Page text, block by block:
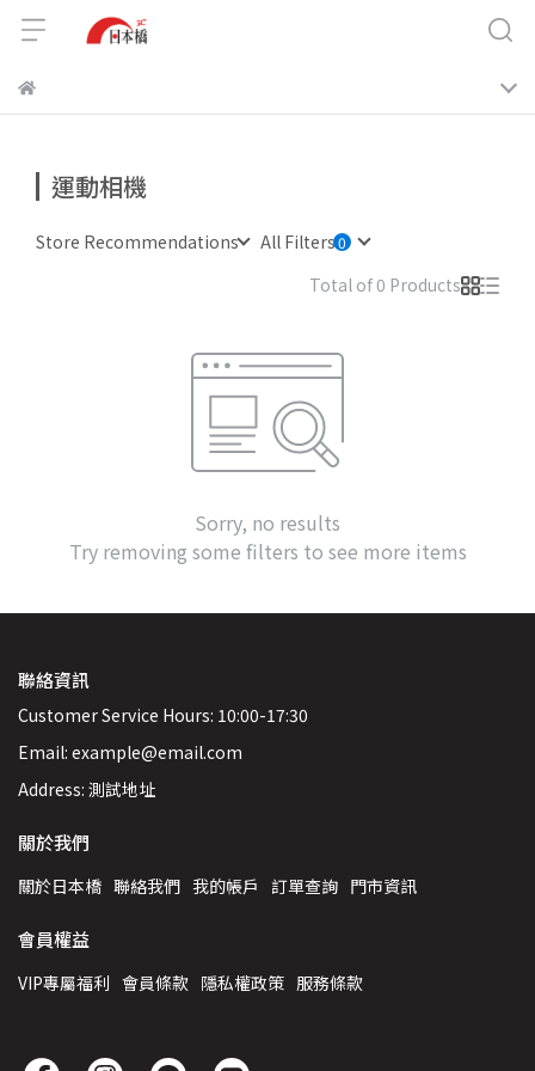
運動相機
Store Recommendations
All Filters
Total of 0 Products
Sorry, no results
Try removing some filters to see more items
聯絡資訊
Customer Service Hours: 10:00-17:30
Email: example@email.com
Address: 測試地址
關於我們
關於日本橋 聯絡我們 我的帳戶 訂單查詢 門市資訊
會員權益
VIP專屬福利 會員條款 隱私權政策 服務條款